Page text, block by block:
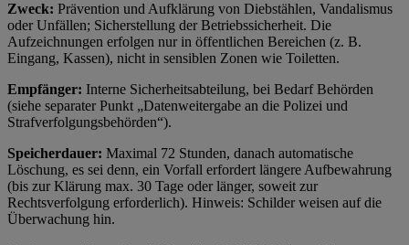
Zweck: Prävention und Aufklärung von Diebstählen, Vandalismus
oder Unfällen; Sicherstellung der Betriebssicherheit. Die
Aufzeichnungen erfolgen nur in öffentlichen Bereichen (z. B.
Eingang, Kassen), nicht in sensiblen Zonen wie Toiletten.
Empfänger: Interne Sicherheitsabteilung, bei Bedarf Behörden
(siehe separater Punkt „Datenweitergabe an die Polizei und
Strafverfolgungsbehörden“).
Speicherdauer: Maximal 72 Stunden, danach automatische
Löschung, es sei denn, ein Vorfall erfordert längere Aufbewahrung
(bis zur Klärung max. 30 Tage oder länger, soweit zur
Rechtsverfolgung erforderlich). Hinweis: Schilder weisen auf die
Überwachung hin.